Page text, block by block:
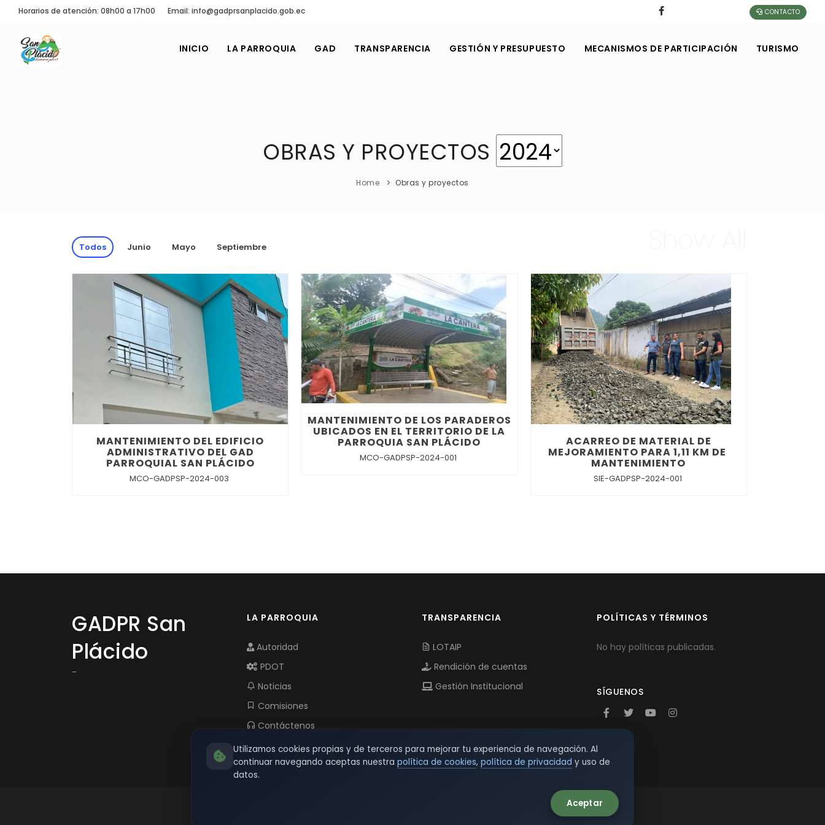
Horarios de atención: 08h00 a 17h00 Email: info@gadprsanplacido.gob.ec CONTACTO
INICIO LA PARROQUIA GAD TRANSPARENCIA GESTIÓN Y PRESUPUESTO MECANISMOS DE PARTICIPACIÓN TURISMO
OBRAS Y PROYECTOS
Home Obras y proyectos
Todos Junio Mayo Septiembre
MANTENIMIENTO DEL EDIFICIO
ADMINISTRATIVO DEL GAD
PARROQUIAL SAN PLÁCIDO
MCO-GADPSP-2024-003
MANTENIMIENTO DE LOS PARADEROS
UBICADOS EN EL TERRITORIO DE LA
PARROQUIA SAN PLÁCIDO
MCO-GADPSP-2024-001
ACARREO DE MATERIAL DE
MEJORAMIENTO PARA 1,11 KM DE
MANTENIMIENTO
SIE-GADPSP-2024-001
GADPR San
Plácido
-
LA PARROQUIA
Autoridad
PDOT
Noticias
Comisiones
Contáctenos
TRANSPARENCIA
LOTAIP
Rendición de cuentas
Gestión Institucional
POLÍTICAS Y TÉRMINOS
No hay políticas publicadas.
SÍGUENOS
Utilizamos cookies propias y de terceros para mejorar tu experiencia de navegación. Al
continuar navegando aceptas nuestra política de cookies, política de privacidad y uso de
datos.
Aceptar